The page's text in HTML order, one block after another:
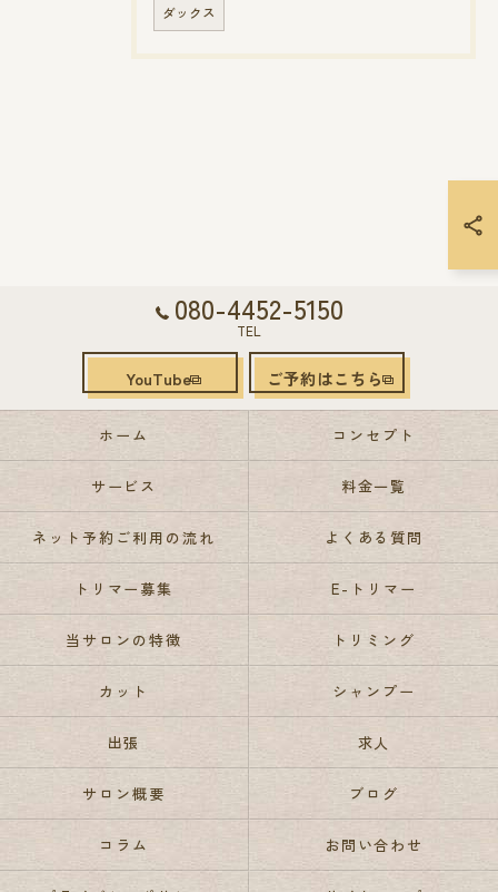
ダックス
080-4452-5150
TEL
YouTube ご予約はこちら
ホーム コンセプト
サービス 料金一覧
ネット予約ご利用の流れ よくある質問
トリマー募集 E-トリマー
当サロンの特徴 トリミング
カット シャンプー
出張 求人
サロン概要 ブログ
コラム お問い合わせ